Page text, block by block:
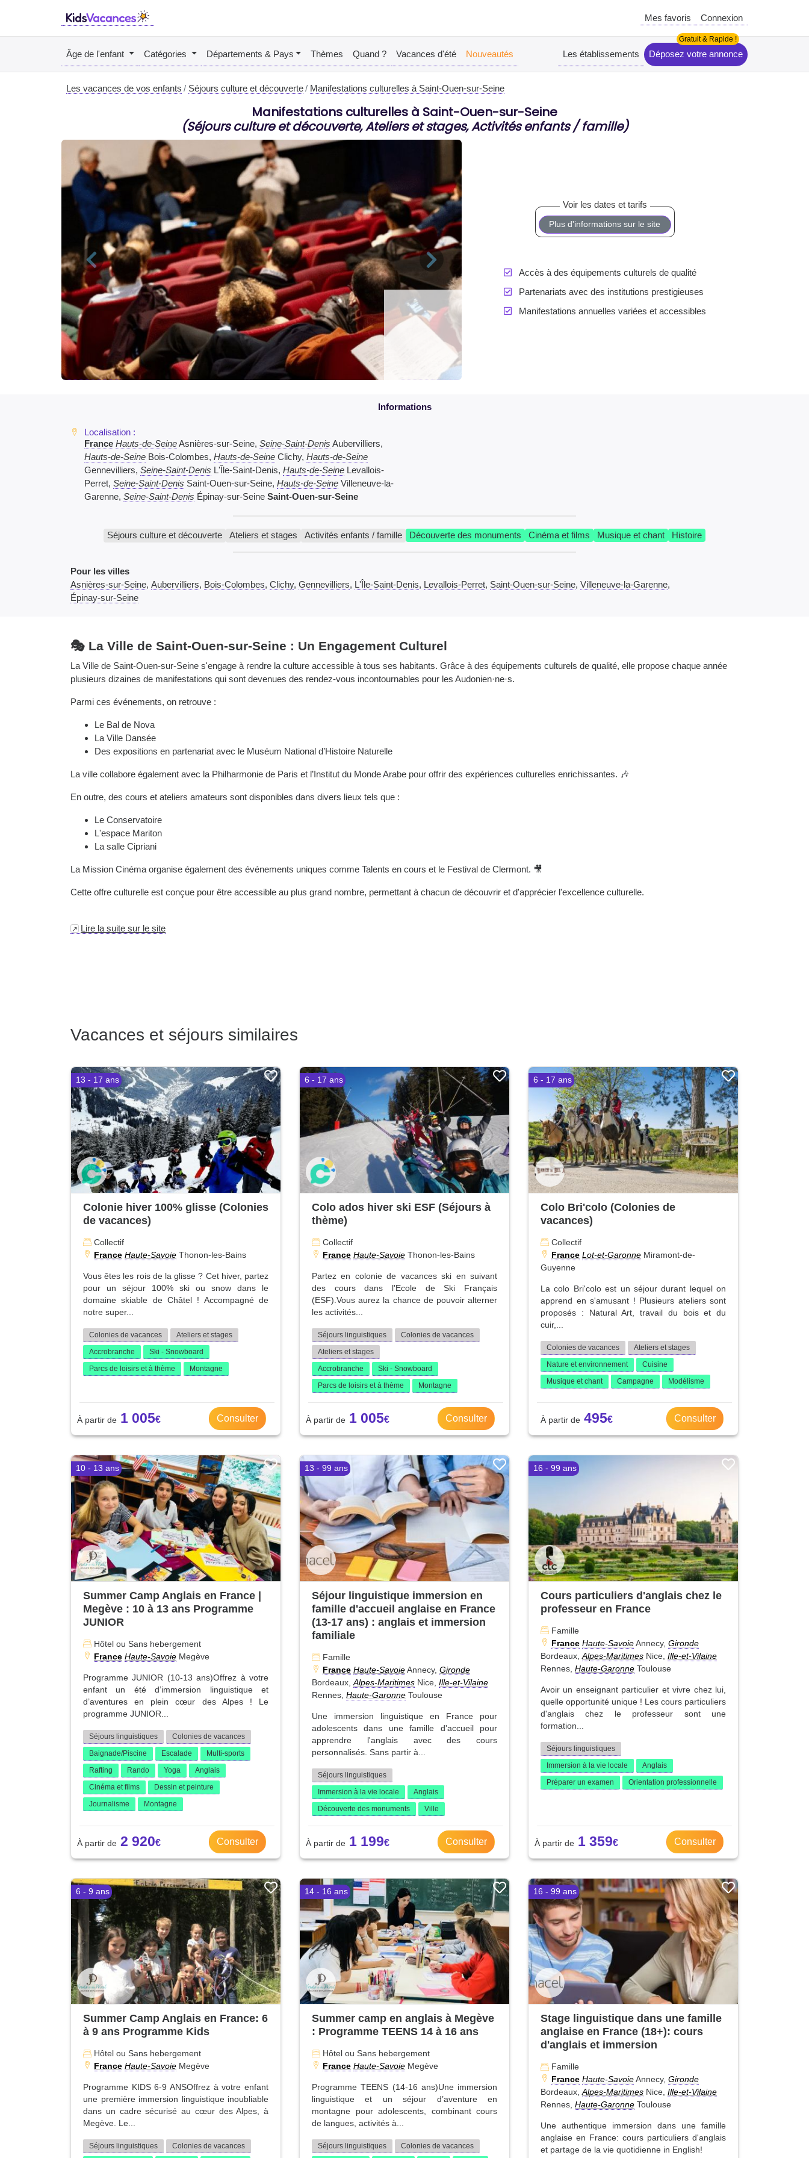
Mes favoris Connexion
Âge de l'enfant Catégories Départements & Pays Thèmes Quand ? Vacances d'été Nouveautés Les établissements Déposez votre annonce
Les vacances de vos enfants Séjours culture et découverte Manifestations culturelles à Saint-Ouen-sur-Seine
Manifestations culturelles à Saint-Ouen-sur-Seine
(Séjours culture et découverte, Ateliers et stages, Activités enfants / famille)
Plus d'informations sur le site
Accès à des équipements culturels de qualité
Partenariats avec des institutions prestigieuses
Manifestations annuelles variées et accessibles
France Hauts-de-SeineAsnières-sur-Seine, Seine-Saint-Denis Aubervilliers,
Hauts-de-Seine Bois-Colombes, Hauts-de-Seine Clichy, Hauts-de-Seine
Gennevilliers, Seine-Saint-Denis L'Île-Saint-Denis, Hauts-de-Seine Levallois-
Perret, Seine-Saint-Denis Saint-Ouen-sur-Seine, Hauts-de-Seine Villeneuve-la-
Garenne, Seine-Saint-Denis Épinay-sur-Seine Saint-Ouen-sur-Seine
Séjours culture et découverte Ateliers et stages Activités enfants / famille Découverte des monuments Cinéma et films Musique et chant Histoire
Pour les villes
Asnières-sur-Seine, Aubervilliers, Bois-Colombes, Clichy, Gennevilliers, L'Île-Saint-Denis, Levallois-Perret, Saint-Ouen-sur-Seine, Villeneuve-la-Garenne,
Épinay-sur-Seine
🎭 La Ville de Saint-Ouen-sur-Seine : Un Engagement Culturel
La Ville de Saint-Ouen-sur-Seine s'engage à rendre la culture accessible à tous ses habitants. Grâce à des équipements culturels de qualité, elle propose chaque année
plusieurs dizaines de manifestations qui sont devenues des rendez-vous incontournables pour les Audonien·ne·s.
Parmi ces événements, on retrouve :
Le Bal de Nova
La Ville Dansée
Des expositions en partenariat avec le Muséum National d’Histoire Naturelle
La ville collabore également avec la Philharmonie de Paris et l’Institut du Monde Arabe pour offrir des expériences culturelles enrichissantes. 🎶
En outre, des cours et ateliers amateurs sont disponibles dans divers lieux tels que :
Le Conservatoire
L'espace Mariton
La salle Cipriani
La Mission Cinéma organise également des événements uniques comme Talents en cours et le Festival de Clermont. 🎥
Cette offre culturelle est conçue pour être accessible au plus grand nombre, permettant à chacun de découvrir et d'apprécier l'excellence culturelle.
Lire la suite sur le site
Vacances et séjours similaires
13 - 17 ans
Colonie hiver 100% glisse (Colonies
de vacances)
Collectif
France Haute-Savoie Thonon-les-Bains
Vous êtes les rois de la glisse ? Cet hiver, partez
pour un séjour 100% ski ou snow dans le
domaine skiable de Châtel ! Accompagné de
notre super...
Colonies de vacances
Ateliers et stages
Accrobranche
Ski - Snowboard
Parcs de loisirs et à thème
Montagne
1 005 Consulter
6 - 17 ans
Colo ados hiver ski ESF (Séjours à
thème)
Collectif
France Haute-Savoie Thonon-les-Bains
Partez en colonie de vacances ski en suivant
des cours dans l'Ecole de Ski Français
(ESF).Vous aurez la chance de pouvoir alterner
les activités...
Séjours linguistiques
Colonies de vacances
Ateliers et stages
Accrobranche
Ski - Snowboard
Parcs de loisirs et à thème
Montagne
1 005 Consulter
6 - 17 ans
Colo Bri'colo (Colonies de
vacances)
Collectif
France Lot-et-Garonne Miramont-de-
Guyenne
La colo Bri'colo est un séjour durant lequel on
apprend en s'amusant ! Plusieurs ateliers sont
proposés : Natural Art, travail du bois et du
cuir,...
Colonies de vacances
Ateliers et stages
Nature et environnement
Cuisine
Musique et chant
Campagne Modélisme
495 Consulter
10 - 13 ans
Summer Camp Anglais en France |
Megève : 10 à 13 ans Programme
JUNIOR
Hôtel ou Sans hebergement
France Haute-Savoie Megève
Programme JUNIOR (10-13 ans)Offrez à votre
enfant un été d’immersion linguistique et
d’aventures en plein cœur des Alpes ! Le
programme JUNIOR...
Séjours linguistiques
Colonies de vacances
Baignade/Piscine
Escalade
Multi-sports
Rafting
Rando Yoga
Anglais
Cinéma et films
Dessin et peinture
Journalisme
Montagne
2 920 Consulter
13 - 99 ans
Séjour linguistique immersion en
famille d'accueil anglaise en France
(13-17 ans) : anglais et immersion
familiale
Famille
France Haute-SavoieAnnecy, Gironde
Bordeaux, Alpes-Maritimes Nice, Ille-et-Vilaine
Rennes, Haute-Garonne Toulouse
Une immersion linguistique en France pour
adolescents dans une famille d'accueil pour
apprendre l'anglais avec des cours
personnalisés. Sans partir à...
Séjours linguistiques
Immersion à la vie locale
Anglais
Découverte des monuments
Ville
1 199 Consulter
16 - 99 ans
Cours particuliers d'anglais chez le
professeur en France
Famille
France Haute-SavoieAnnecy, Gironde
Bordeaux, Alpes-Maritimes Nice, Ille-et-Vilaine
Rennes, Haute-Garonne Toulouse
Avoir un enseignant particulier et vivre chez lui,
quelle opportunité unique ! Les cours particuliers
d'anglais chez le professeur sont une
formation...
Séjours linguistiques
Immersion à la vie locale
Anglais
Préparer un examen
Orientation professionnelle
1 359 Consulter
6 - 9 ans
Summer Camp Anglais en France: 6
à 9 ans Programme Kids
Hôtel ou Sans hebergement
France Haute-Savoie Megève
Programme KIDS 6-9 ANSOffrez à votre enfant
une première immersion linguistique inoubliable
dans un cadre sécurisé au cœur des Alpes, à
Megève. Le...
Séjours linguistiques Colonies de vacances
14 - 16 ans
Summer camp en anglais à Megève
: Programme TEENS 14 à 16 ans
Hôtel ou Sans hebergement
France Haute-Savoie Megève
Programme TEENS (14-16 ans)Une immersion
linguistique et un séjour d’aventure en
montagne pour adolescents, combinant cours
de langues, activités à...
Séjours linguistiques Colonies de vacances
16 - 99 ans
Stage linguistique dans une famille
anglaise en France (18+): cours
d'anglais et immersion
Famille
France Haute-SavoieAnnecy, Gironde
Bordeaux,Alpes-Maritimes Nice, Ille-et-Vilaine
Rennes, Haute-Garonne Toulouse
Une authentique immersion dans une famille
anglaise en France: cours particuliers d'anglais
et partage de la vie quotidienne in English!